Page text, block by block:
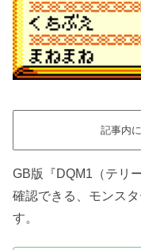
記事内
GB版『DQM1（テリ
確認できる、モンス
す。